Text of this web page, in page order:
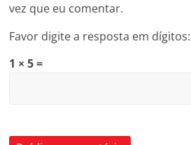
vez que eu comentar.
Favor digite a resposta em dígitos:
1 × 5 =